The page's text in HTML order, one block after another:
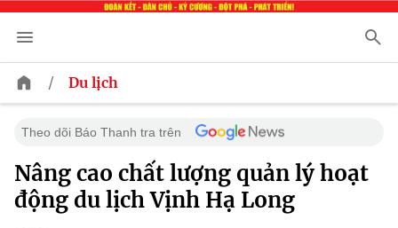
/ Du lịch
Theo dõi Báo Thanh tra trên
Nâng cao chất lượng quản lý hoạt
động du lịch Vịnh Hạ Long